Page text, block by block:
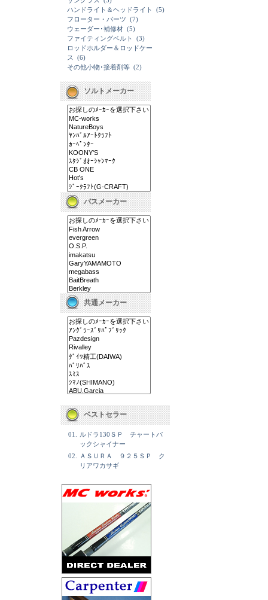
ハンドライト＆ヘッドライト
(5)
フローター・パーツ (7)
ウェーダー･補修材 (5)
ファイティングベルト
(3)
ロッドホルダー＆ロッドケー
ス
(6)
その他小物･接着剤等 (2)
ソルトメーカー
バスメーカー
共通メーカー
ベストセラー
01.
ルドラ130ＳＰ チャートバ
ックシャイナー
02.
ＡＳＵＲＡ ９２５ＳＰ ク
リアワカサギ